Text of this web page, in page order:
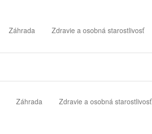
Záhrada Zdravie a osobná starostlivosť
Záhrada Zdravie a osobná starostlivosť